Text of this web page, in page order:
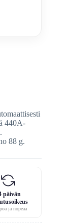
440A-
88 g.
päivän
ja nopeaa